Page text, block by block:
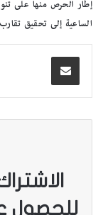
إطار الحرص منها على
الساعية إلى تحقيق
للحصول